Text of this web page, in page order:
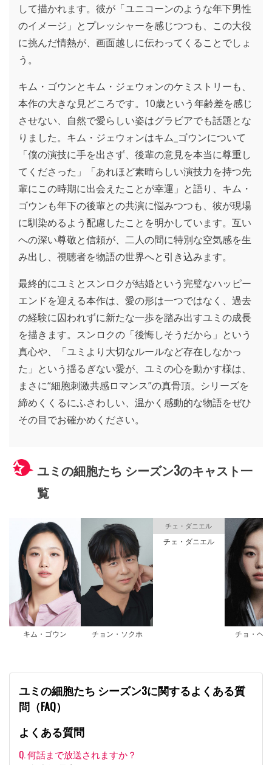
して描かれます。彼が「ユニコーンのような年下男性
のイメージ」とプレッシャーを感じつつも、この大役
に挑んだ情熱が、画面越しに伝わってくることでしょ
う。
キム・ゴウンとキム・ジェウォンのケミストリーも、
本作の大きな見どころです。10歳という年齢差を感じ
させない、自然で愛らしい姿はグラビアでも話題とな
りました。キム・ジェウォンはキム_ゴウンについて
「僕の演技に手を出さず、後輩の意見を本当に尊重し
てくださった」「あれほど素晴らしい演技力を持つ先
輩にこの時期に出会えたことが幸運」と語り、キム・
ゴウンも年下の後輩との共演に悩みつつも、彼が現場
に馴染めるよう配慮したことを明かしています。互い
への深い尊敬と信頼が、二人の間に特別な空気感を生
み出し、視聴者を物語の世界へと引き込みます。
最終的にユミとスンロクが結婚という完璧なハッピー
エンドを迎える本作は、愛の形は一つではなく、過去
の経験に囚われずに新たな一歩を踏み出すユミの成長
を描きます。スンロクの「後悔しそうだから」という
真心や、「ユミより大切なルールなど存在しなかっ
た」という揺るぎない愛が、ユミの心を動かす様は、
まさに“細胞刺激共感ロマンス”の真骨頂。シリーズを
締めくくるにふさわしい、温かく感動的な物語をぜひ
その目でお確かめください。
ユミの細胞たち シーズン3のキャスト一
覧
キム・ゴウン チョン・ソクホ
チェ・ダニエル
チェ・ダニエル
チョ・ヘ
ユミの細胞たち シーズン3に関するよくある質
問（FAQ）
よくある質問
Q. 何話まで放送されますか？